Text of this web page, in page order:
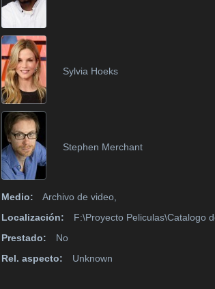
Sylvia Hoeks
Stephen Merchant
Medio:
Archivo de video,
Localización:
F:\Proyecto Peliculas\Catalogo
Prestado:
No
Rel. aspecto:
Unknown